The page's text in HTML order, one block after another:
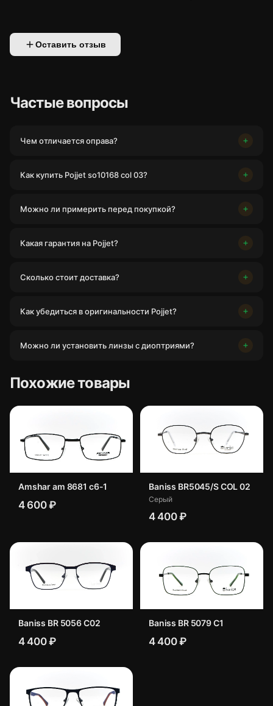
Оставить отзыв
Частые вопросы
Чем отличается оправа?
Как купить Pojjet so10168 col 03?
Можно ли примерить перед покупкой?
Какая гарантия на Pojjet?
Сколько стоит доставка?
Как убедиться в оригинальности Pojjet?
Можно ли установить линзы с диоптриями?
Похожие товары
Amshar am 8681 c6-1
4 600 ₽
Baniss BR5045/S COL 02
Серый
4 400 ₽
Baniss BR 5056 C02
4 400 ₽
Baniss BR 5079 C1
4 400 ₽